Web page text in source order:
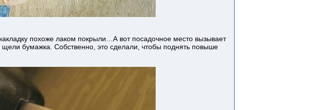
похоже лаком покрыли…А вот посадочное место вызывает
щели бумажка. Собственно, это сделали, чтобы поднять повыше